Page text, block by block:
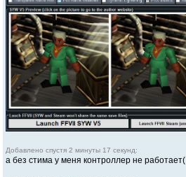
Добавлено спустя 2 минуты 17 секунд:
а без стима у меня контроллер не работает(